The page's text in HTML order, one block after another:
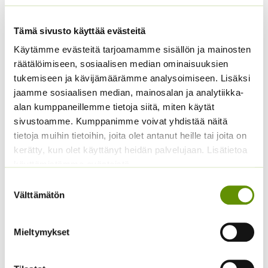
Tämä sivusto käyttää evästeitä
Käytämme evästeitä tarjoamamme sisällön ja mainosten
räätälöimiseen, sosiaalisen median ominaisuuksien
tukemiseen ja kävijämäärämme analysoimiseen. Lisäksi
jaamme sosiaalisen median, mainosalan ja analytiikka-
alan kumppaneillemme tietoja siitä, miten käytät
sivustoamme. Kumppanimme voivat yhdistää näitä
tietoja muihin tietoihin, joita olet antanut heille tai joita on
kerätty, kun olet käyttänyt heidän palvelujaan. Lisätietoa
valinta
Välttämätön
Mieltymykset
Vefi ruukku PF-308,
100 kpl
12,90€ Sisältää
arvonlisäveron
Vefi ruukku PF-306,
100 kpl
ALE!
8,20
Alkuperäinen
hinta
oli:
8,20 €.
7,90
Nykyinen
hinta
on:
7,90 €.
Sisältää
Vefi ruukku PF-310 ,